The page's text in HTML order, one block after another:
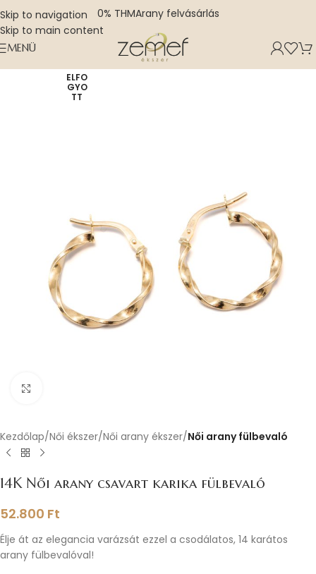
Skip to navigation
Skip to main content
0% THMArany felvásárlás
MENÜ
ELFO
GYO
TT
Kezdőlap Női ékszer Női arany ékszer Női arany fülbevaló
14K Női arany csavart karika fülbevaló
52.800 Ft
Élje át az elegancia varázsát ezzel a csodálatos, 14 karátos
arany fülbevalóval!